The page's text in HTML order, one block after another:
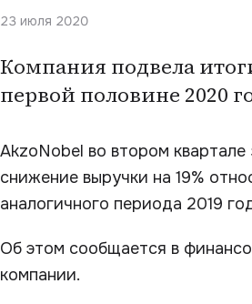
23 июля 2020
Компания подвела
первой половине 2020
AkzoNobel во втором квартале
снижение выручки на 19%
аналогичного периода 2019
Об этом сообщается в
компании.